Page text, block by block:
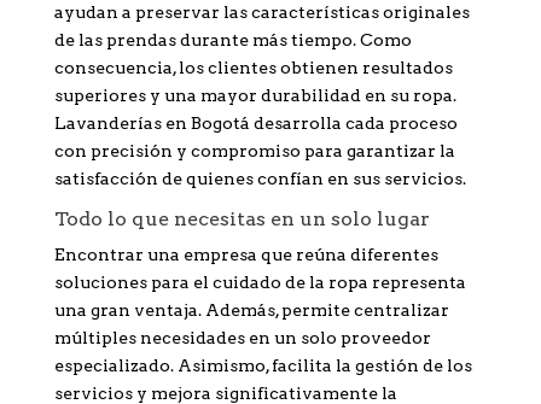
ayudan a preservar las características originales
de las prendas durante más tiempo. Como
consecuencia, los clientes obtienen resultados
superiores y una mayor durabilidad en su ropa.
Lavanderías en Bogotá desarrolla cada proceso
con precisión y compromiso para garantizar la
satisfacción de quienes confían en sus servicios.
Todo lo que necesitas en un solo lugar
Encontrar una empresa que reúna diferentes
soluciones para el cuidado de la ropa representa
una gran ventaja. Además, permite centralizar
múltiples necesidades en un solo proveedor
especializado. Asimismo, facilita la gestión de los
servicios y mejora significativamente la